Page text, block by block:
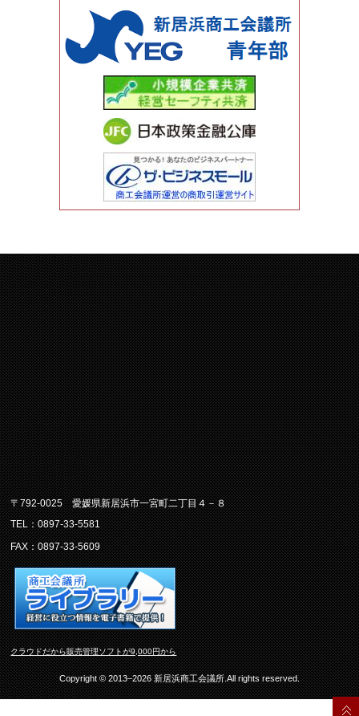
〒792-0025 愛媛県新居浜市一宮町二丁目４－８
TEL：0897-33-5581
FAX：0897-33-5609
クラウドだから販売管理ソフトが9,000円から
Copyright © 2013–2026 新居浜商工会議所.All rights reserved.